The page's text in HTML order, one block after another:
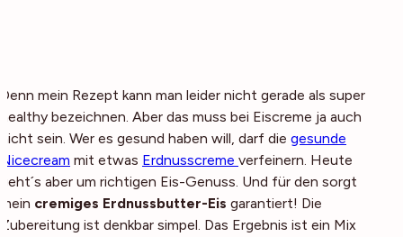
Denn mein Rezept kann man leider nicht gerade als super
healthy bezeichnen. Aber das muss bei Eiscreme ja auch
nicht sein. Wer es gesund haben will, darf die gesunde
Nicecream mit etwas Erdnusscreme verfeinern. Heute
geht´s aber um richtigen Eis-Genuss. Und für den sorgt
mein cremiges Erdnussbutter-Eis garantiert! Die
Zubereitung ist denkbar simpel. Das Ergebnis ist ein Mix